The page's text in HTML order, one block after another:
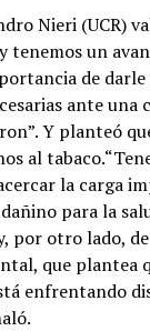
Nieri (UCR)
tenemos un
de
ante una
Y planteó
al
la carga
para la
por otro lado,
que plantea
enfrentando